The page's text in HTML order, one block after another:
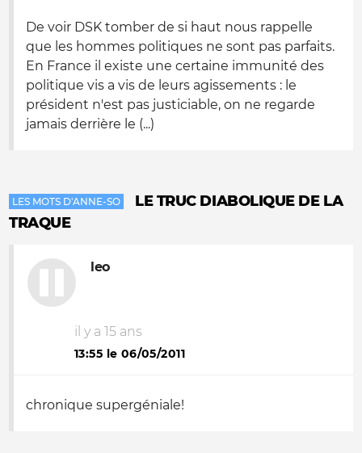
De voir DSK tomber de si haut nous rappelle
que les hommes politiques ne sont pas parfaits.
En France il existe une certaine immunité des
politique vis a vis de leurs agissements : le
président n'est pas justiciable, on ne regarde
jamais derrière le (...)
LES MOTS D'ANNE-SO
LE TRUC DIABOLIQUE DE LA
TRAQUE
leo
il y a 15 ans
13:55 le 06/05/2011
chronique supergéniale!